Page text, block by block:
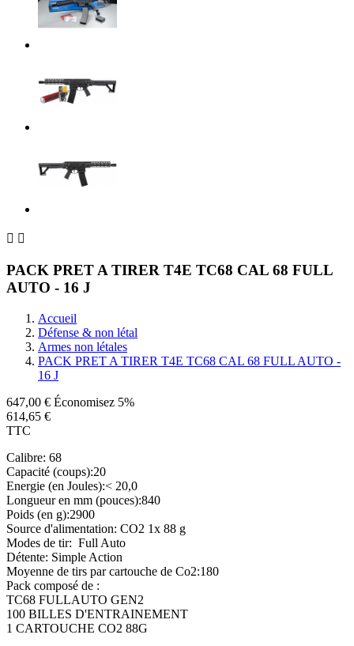
 
PACK PRET A TIRER T4E TC68 CAL 68 FULL
AUTO - 16 J
Accueil
Défense & non létal
Armes non létales
PACK PRET A TIRER T4E TC68 CAL 68 FULL AUTO -
16 J
647,00 € Économisez 5%
614,65 €
TTC
Calibre: 68
Capacité (coups):20
Energie (en Joules):< 20,0
Longueur en mm (pouces):840
Poids (en g):2900
Source d'alimentation: CO2 1x 88 g
Modes de tir: Full Auto
Détente: Simple Action
Moyenne de tirs par cartouche de Co2:180
Pack composé de :
TC68 FULLAUTO GEN2
100 BILLES D'ENTRAINEMENT
1 CARTOUCHE CO2 88G